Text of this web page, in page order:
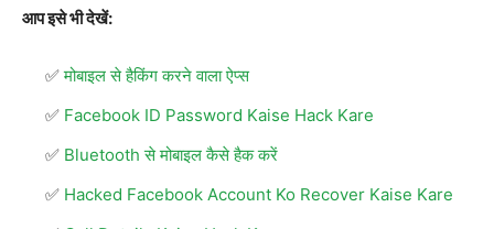
आप इसे भी देखें:
मोबाइल से हैकिंग करने वाला ऐप्स
Facebook ID Password Kaise Hack Kare
Bluetooth से मोबाइल कैसे हैक करें
Hacked Facebook Account Ko Recover Kaise Kare